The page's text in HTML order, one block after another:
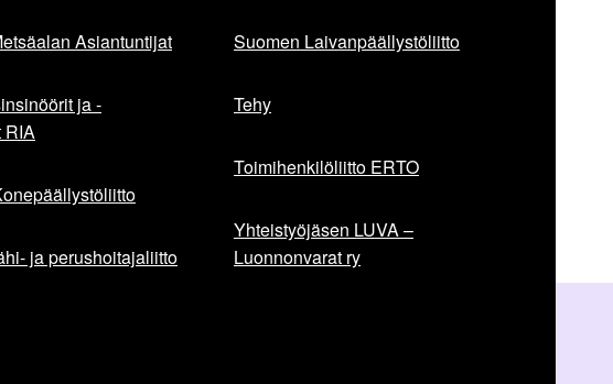
Asiantuntijat
ja -
RIA
ja perushoitajaliitto
Suomen Laivanpäällystöliitto
Tehy
Toimihenkilöliitto ERTO
Yhteistyöjäsen LUVA –
Luonnonvarat ry